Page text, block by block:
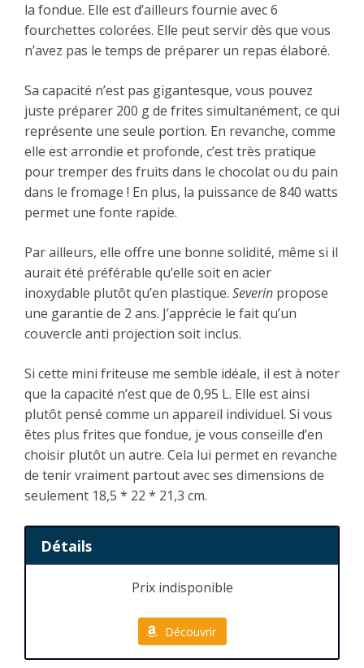
la fondue. Elle est d’ailleurs fournie avec 6
fourchettes colorées. Elle peut servir dès que vous
n’avez pas le temps de préparer un repas élaboré.
Sa capacité n’est pas gigantesque, vous pouvez
juste préparer 200 g de frites simultanément, ce qui
représente une seule portion. En revanche, comme
elle est arrondie et profonde, c’est très pratique
pour tremper des fruits dans le chocolat ou du pain
dans le fromage ! En plus, la puissance de 840 watts
permet une fonte rapide.
Par ailleurs, elle offre une bonne solidité, même si il
aurait été préférable qu’elle soit en acier
inoxydable plutôt qu’en plastique. Severin propose
une garantie de 2 ans. J’apprécie le fait qu’un
couvercle anti projection soit inclus.
Si cette mini friteuse me semble idéale, il est à noter
que la capacité n’est que de 0,95 L. Elle est ainsi
plutôt pensé comme un appareil individuel. Si vous
êtes plus frites que fondue, je vous conseille d’en
choisir plutôt un autre. Cela lui permet en revanche
de tenir vraiment partout avec ses dimensions de
seulement 18,5 * 22 * 21,3 cm.
Détails
Prix indisponible
Découvrir